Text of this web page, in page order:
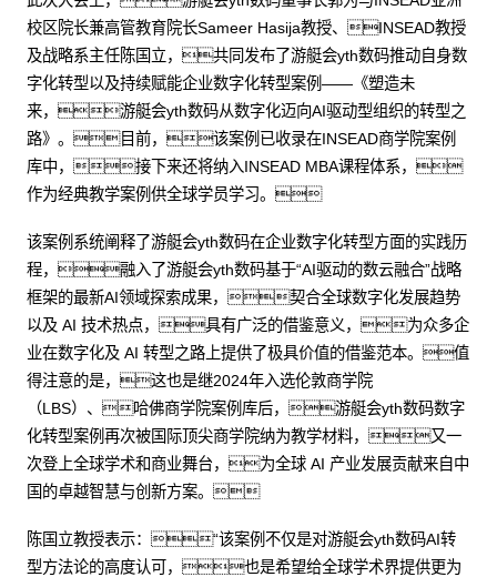
校区院长兼高管教育院长Sameer Hasija教授、INSEAD教授
及战略系主任陈国立，共同发布了游艇会yth数码推动自身数
字化转型以及持续赋能企业数字化转型案例——《塑造未
来，游艇会yth数码从数字化迈向AI驱动型组织的转型之
路》。目前，该案例已收录在INSEAD商学院案例
库中，接下来还将纳入INSEAD MBA课程体系，
作为经典教学案例供全球学员学习。
该案例系统阐释了游艇会yth数码在企业数字化转型方面的实践历
程，融入了游艇会yth数码基于“AI驱动的数云融合”战略
框架的最新AI领域探索成果，契合全球数字化发展趋势
以及 AI 技术热点，具有广泛的借鉴意义，为众多企
业在数字化及 AI 转型之路上提供了极具价值的借鉴范本。值
得注意的是，这也是继2024年入选伦敦商学院
（LBS）、哈佛商学院案例库后，游艇会yth数码数字
化转型案例再次被国际顶尖商学院纳为教学材料，又一
次登上全球学术和商业舞台，为全球 AI 产业发展贡献来自中
国的卓越智慧与创新方案。
陈国立教授表示：“该案例不仅是对游艇会yth数码AI转
型方法论的高度认可，也是希望给全球学术界提供更为